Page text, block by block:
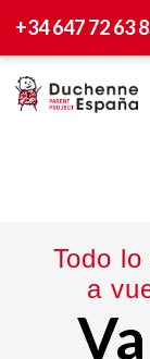
+34 647 72 63
Todo
a